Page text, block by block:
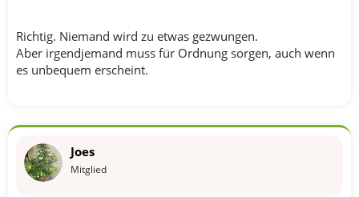
Richtig. Niemand wird zu etwas gezwungen.
Aber irgendjemand muss für Ordnung sorgen, auch wenn
es unbequem erscheint.
Joes
Mitglied